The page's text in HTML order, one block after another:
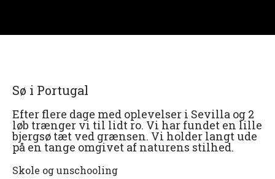
Sø i Portugal
Efter flere dage med oplevelser i Sevilla og 2
løb trænger vi til lidt ro. Vi har fundet en lille
bjergsø tæt ved grænsen. Vi holder langt ude
på en tange omgivet af naturens stilhed.
Skole og unschooling